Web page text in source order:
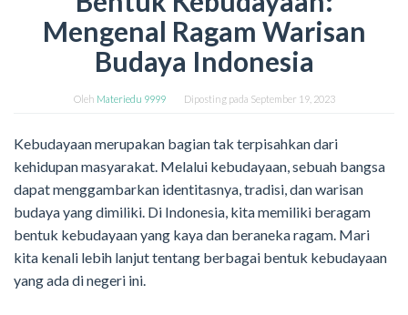
Mengenal Ragam Warisan
Budaya Indonesia
Oleh Materiedu 9999 Diposting pada September 19, 2023
Kebudayaan merupakan bagian tak terpisahkan dari
kehidupan masyarakat. Melalui kebudayaan, sebuah bangsa
dapat menggambarkan identitasnya, tradisi, dan warisan
budaya yang dimiliki. Di Indonesia, kita memiliki beragam
bentuk kebudayaan yang kaya dan beraneka ragam. Mari
kita kenali lebih lanjut tentang berbagai bentuk kebudayaan
yang ada di negeri ini.